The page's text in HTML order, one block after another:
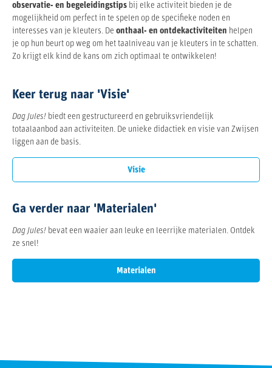
observatie- en begeleidingstips bij elke activiteit bieden je de
mogelijkheid om perfect in te spelen op de specifieke noden en
interesses van je kleuters. De onthaal- en ontdekactiviteiten helpen
je op hun beurt op weg om het taalniveau van je kleuters in te schatten.
Zo krijgt elk kind de kans om zich optimaal te ontwikkelen!
Keer terug naar 'Visie'
Dag Jules! biedt een gestructureerd en gebruiksvriendelijk
totaalaanbod aan activiteiten. De unieke didactiek en visie van Zwijsen
liggen aan de basis.
Visie
Ga verder naar 'Materialen'
Dag Jules! bevat een waaier aan leuke en leerrijke materialen. Ontdek
ze snel!
Materialen